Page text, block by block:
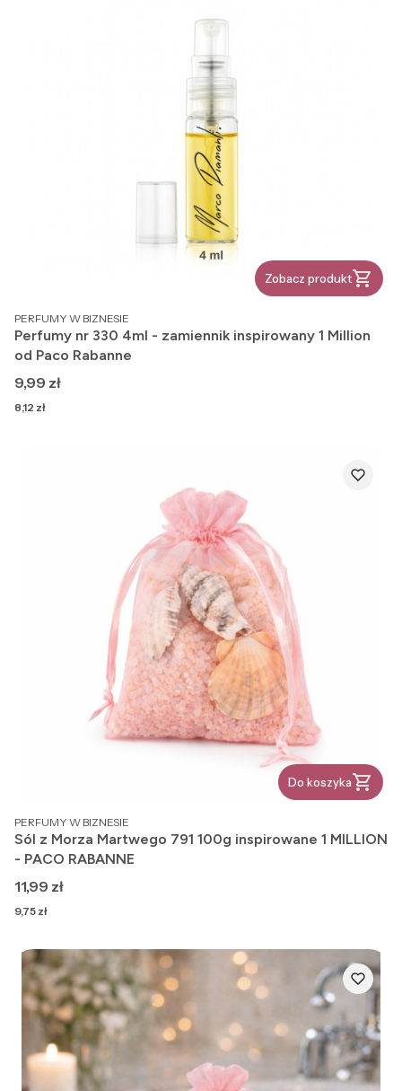
Zobacz produkt
PRODUCENT
PERFUMY W BIZNESIE
Perfumy nr 330 4ml - zamiennik inspirowany 1 Million
od Paco Rabanne
Cena
9,99 zł
Cena
8,12 zł
Do koszyka
PRODUCENT
PERFUMY W BIZNESIE
Sól z Morza Martwego 791 100g inspirowane 1 MILLION
- PACO RABANNE
Cena
11,99 zł
Cena
9,75 zł